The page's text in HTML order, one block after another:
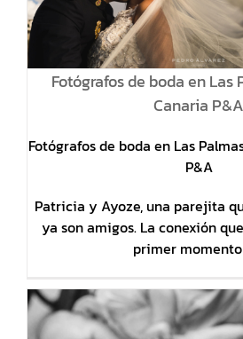
Fotógrafos de boda en Las
Canaria P&A
Fotógrafos de boda en Las
P&A
Patricia y Ayoze, una parejita
ya son amigos. La conexión
primer